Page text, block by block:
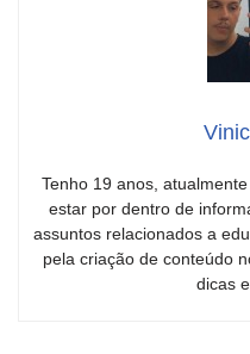
Tenho 19 anos,
estar por dentro de
assuntos relacionados a
pela criação de conteúdo
dicas